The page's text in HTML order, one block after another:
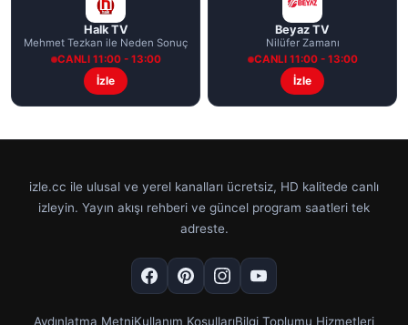
Halk TV
Mehmet Tezkan ile Neden Sonuç
CANLI 11:00 - 13:00
İzle
Beyaz TV
Nilüfer Zamanı
CANLI 11:00 - 13:00
İzle
izle.cc ile ulusal ve yerel kanalları ücretsiz, HD kalitede canlı
izleyin. Yayın akışı rehberi ve güncel program saatleri tek
adreste.
Aydınlatma MetniKullanım KoşullarıBilgi Toplumu Hizmetleri